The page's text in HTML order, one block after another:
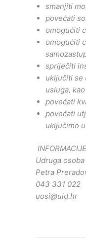
smanjiti
povećati
omogućiti
omogućiti
spriječiti
uključiti se
usluga,
povećati
povećati
uključimo
Udruga
Petra
043 331 022
uosi@uid.hr